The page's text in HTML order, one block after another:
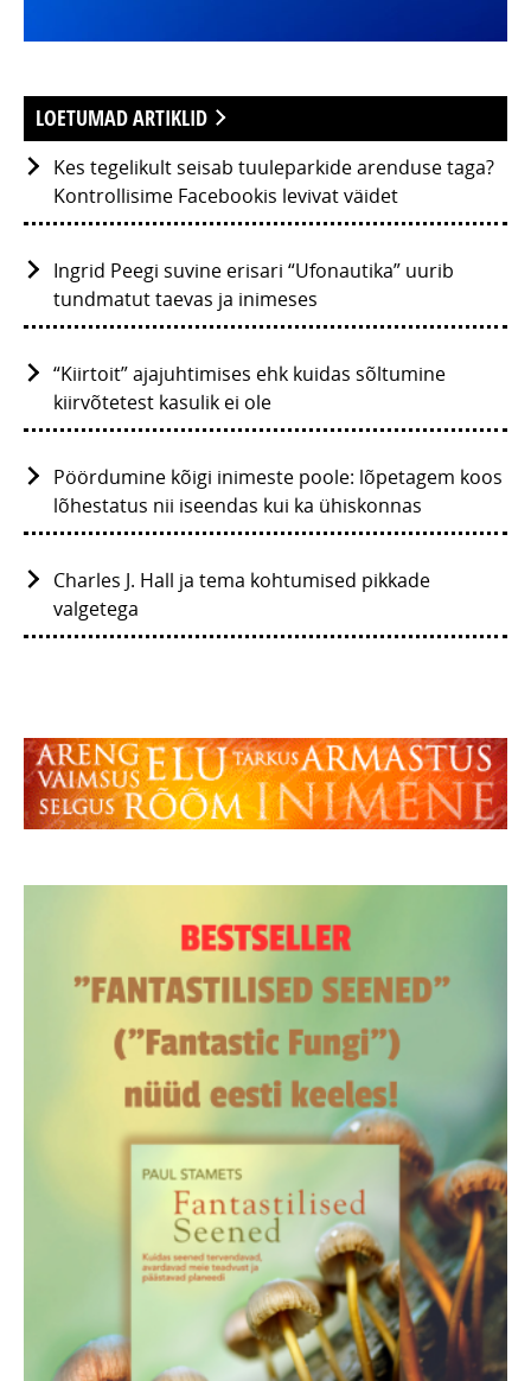
LOETUMAD ARTIKLID
Kes tegelikult seisab tuuleparkide arenduse taga?
Kontrollisime Facebookis levivat väidet
Ingrid Peegi suvine erisari “Ufonautika” uurib
tundmatut taevas ja inimeses
“Kiirtoit” ajajuhtimises ehk kuidas sõltumine
kiirvõtetest kasulik ei ole
Pöördumine kõigi inimeste poole: lõpetagem koos
lõhestatus nii iseendas kui ka ühiskonnas
Charles J. Hall ja tema kohtumised pikkade
valgetega